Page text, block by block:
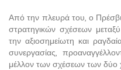
Από την πλευρά του, ο
στρατηγικών σχέσεων
την αξιοσημείωτη και
συνεργασίας,
μέλλον των σχέσεων των